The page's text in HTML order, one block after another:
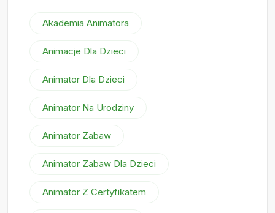
Akademia Animatora
Animacje Dla Dzieci
Animator Dla Dzieci
Animator Na Urodziny
Animator Zabaw
Animator Zabaw Dla Dzieci
Animator Z Certyfikatem